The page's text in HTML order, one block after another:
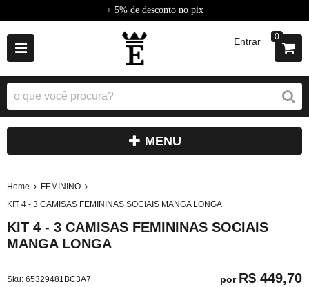
+ 5% de desconto no pix
Entrar 0
MENU
Home
FEMININO
KIT 4 - 3 CAMISAS FEMININAS SOCIAIS MANGA LONGA
KIT 4 - 3 CAMISAS FEMININAS SOCIAIS
MANGA LONGA
Sku: 65329481BC3A7
por R$ 449,70